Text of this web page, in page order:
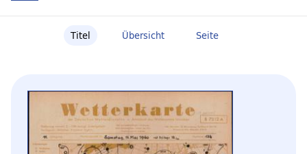
Titel Übersicht Seite